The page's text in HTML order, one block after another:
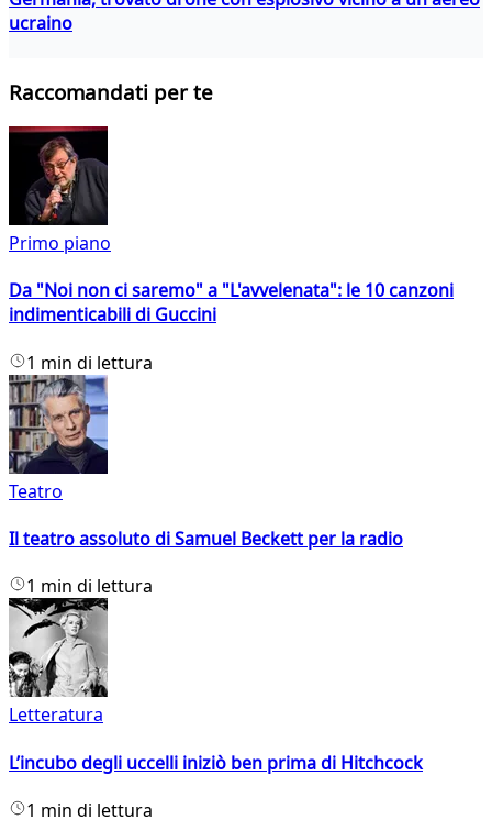
ucraino
Raccomandati per te
Primo piano
Da "Noi non ci saremo" a "L'avvelenata": le 10 canzoni
indimenticabili di Guccini
1 min di lettura
Teatro
Il teatro assoluto di Samuel Beckett per la radio
1 min di lettura
Letteratura
L’incubo degli uccelli iniziò ben prima di Hitchcock
1 min di lettura